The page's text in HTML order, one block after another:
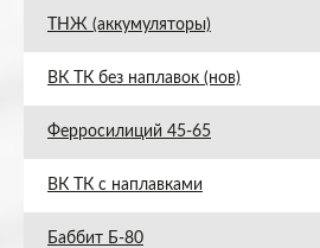
ТНЖ (аккумуляторы)
ВК ТК без наплавок (нов)
Ферросилиций 45-65
ВК ТК с наплавками
Баббит Б-80